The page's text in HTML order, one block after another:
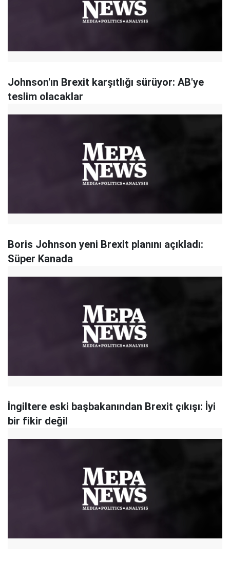
Johnson'ın Brexit karşıtlığı sürüyor: AB'ye
teslim olacaklar
Boris Johnson yeni Brexit planını açıkladı:
Süper Kanada
İngiltere eski başbakanından Brexit çıkışı: İyi
bir fikir değil